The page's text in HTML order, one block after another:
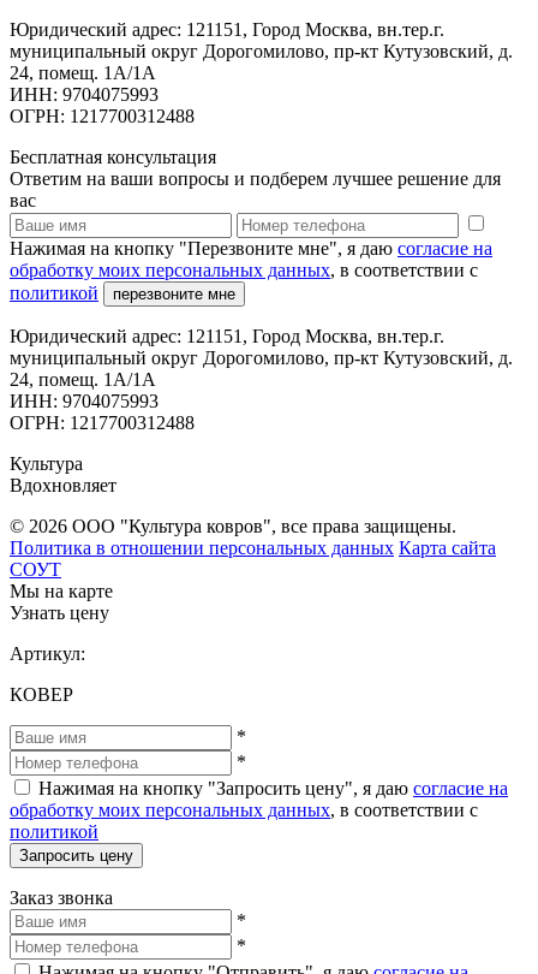
Юридический адрес: 121151, Город Москва, вн.тер.г.
муниципальный округ Дорогомилово, пр-кт Кутузовский, д.
24, помещ. 1А/1А
ИНН: 9704075993
ОГРН: 1217700312488
Бесплатная консультация
Ответим на ваши вопросы и подберем лучшее решение для
вас
Нажимая на кнопку "Перезвоните мне", я даю согласие на
обработку моих персональных данных, в соответствии с
политикой
перезвоните мне
Юридический адрес: 121151, Город Москва, вн.тер.г.
муниципальный округ Дорогомилово, пр-кт Кутузовский, д.
24, помещ. 1А/1А
ИНН: 9704075993
ОГРН: 1217700312488
Культура
Вдохновляет
© 2026 ООО "Культура ковров", все права защищены.
Политика в отношении персональных данных Карта сайта
СОУТ
Мы на карте
Узнать цену
Артикул:
КОВЕР
*
*
Нажимая на кнопку "Запросить цену", я даю согласие на
обработку моих персональных данных, в соответствии с
политикой
Запросить цену
Заказ звонка
*
*